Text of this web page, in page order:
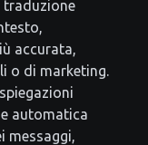
traduzione
accurata,
o di marketing.
automatica
messaggi,